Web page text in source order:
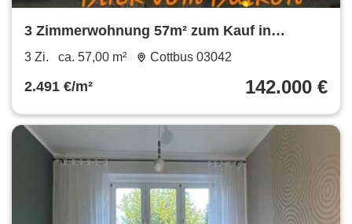
3 Zimmerwohnung 57m² zum Kauf in
Cottbus
3 Zi. ca. 57,00 m² Cottbus 03042
2.491 €/m² 142.000 €